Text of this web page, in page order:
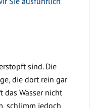
sind. Die
die dort rein gar
Wasser nicht
schlimm jedoch